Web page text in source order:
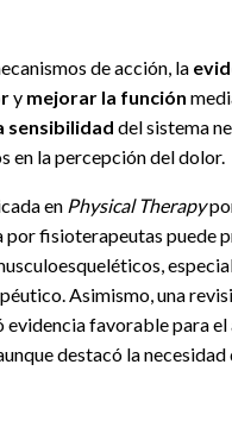
de acción, la
y mejorar la función
sensibilidad del sistema
en la percepción del dolor.
en Physical Therapy
por fisioterapeutas
Asimismo, una
evidencia favorable para
destacó la